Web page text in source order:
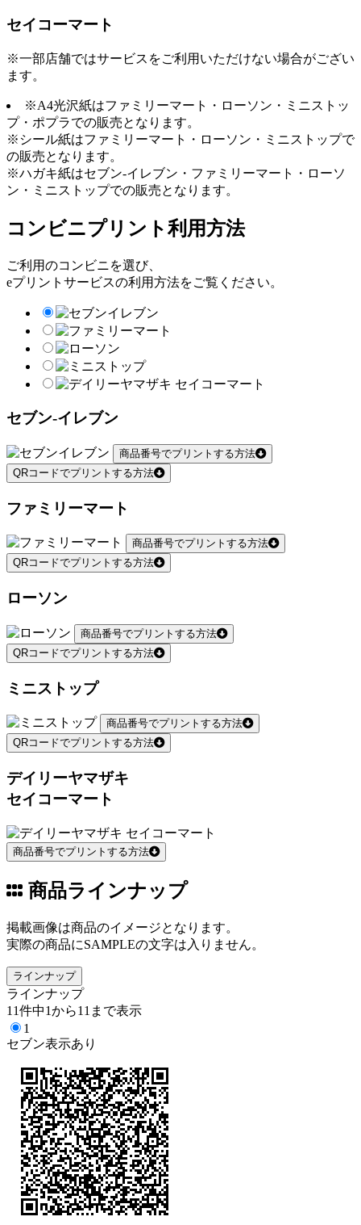
セイコーマート
※一部店舗ではサービスをご利用いただけない場合がござい
ます。
※A4光沢紙はファミリーマート・ローソン・ミニストッ
プ・ポプラでの販売となります。
※シール紙はファミリーマート・ローソン・ミニストップで
の販売となります。
※ハガキ紙はセブン-イレブン・ファミリーマート・ローソ
ン・ミニストップでの販売となります。
コンビニプリント利用方法
ご利用のコンビニを選び、
eプリントサービスの利用方法をご覧ください。
セブン-イレブン
商品番号でプリントする方法
QRコードでプリントする方法
ファミリーマート
商品番号でプリントする方法
QRコードでプリントする方法
ローソン
商品番号でプリントする方法
QRコードでプリントする方法
ミニストップ
商品番号でプリントする方法
QRコードでプリントする方法
デイリーヤマザキ
セイコーマート
商品番号でプリントする方法
商品ラインナップ
掲載画像は商品のイメージとなります。
実際の商品にSAMPLEの文字は入りません。
ラインナップ
ラインナップ
11件中1から11まで表示
1
セブン表示あり